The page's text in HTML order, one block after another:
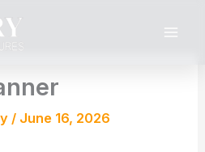
/ June 16, 2026